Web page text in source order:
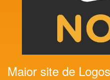
Maior site de